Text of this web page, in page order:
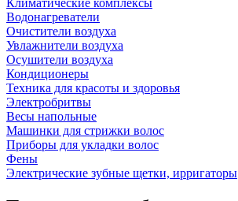
Водонагреватели
Очистители воздуха
Увлажнители воздуха
Осушители воздуха
Кондиционеры
Техника для красоты и здоровья
Электробритвы
Весы напольные
Машинки для стрижки волос
Приборы для укладки волос
Фены
Электрические зубные щетки, ирригаторы